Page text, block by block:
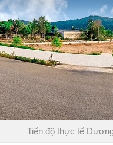
Tiến độ thực tế